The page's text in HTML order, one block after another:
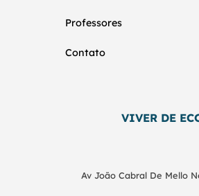
Professores
Contato
VIVER DE
Av João Cabral De Mello